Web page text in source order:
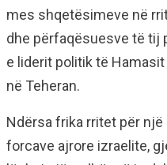
mes shqetësimeve në
dhe përfaqësuesve të tij
e liderit politik të
në Teheran.
Ndërsa frika rritet për
forcave ajrore izraelite,